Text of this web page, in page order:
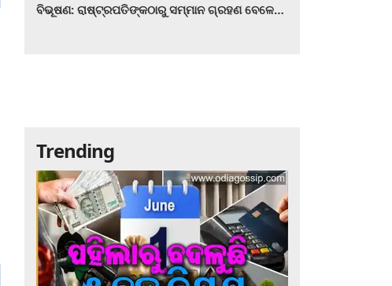
ବିଭୂଷଣ: ରାଷ୍ଟ୍ରପତିଙ୍କଠାରୁ ସମ୍ମାନ ଗ୍ରହଣ ବେଳେ
Trending